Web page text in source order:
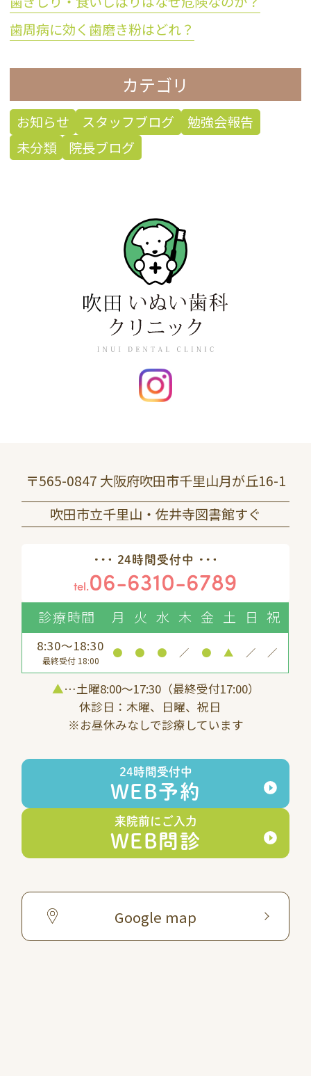
歯周病に効く歯磨き粉はどれ？
カテゴリ
お知らせ スタッフブログ
勉強会報告
未分類
院長ブログ
〒565-0847 大阪府吹田市千里山月が丘16-1
吹田市立千里山・佐井寺図書館すぐ
24時間受付中
tel.06-6310-6789
診療時間 月 火 水 木 金 土 日 祝
8:30～18:30
最終受付 18:00
● ● ● ／ ● ▲ ／ ／
▲…土曜8:00〜17:30（最終受付17:00）
休診日：木曜、日曜、祝日
※お昼休みなしで診療しています
24時間受付中
WEB予約
来院前にご入力
WEB問診
Google map